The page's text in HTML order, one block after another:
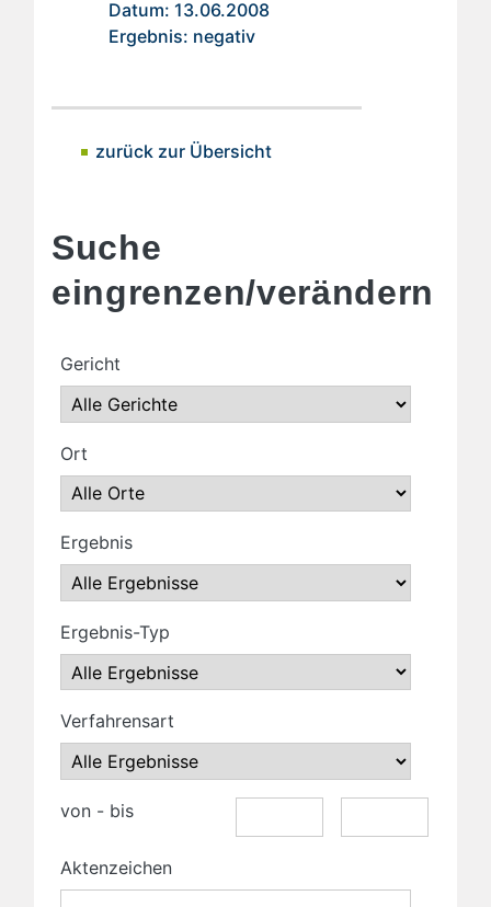
Datum: 13.06.2008
Ergebnis: negativ
zurück zur Übersicht
Suche
eingrenzen/verändern
Gericht
Ort
Ergebnis
Ergebnis-Typ
Verfahrensart
von - bis
Aktenzeichen